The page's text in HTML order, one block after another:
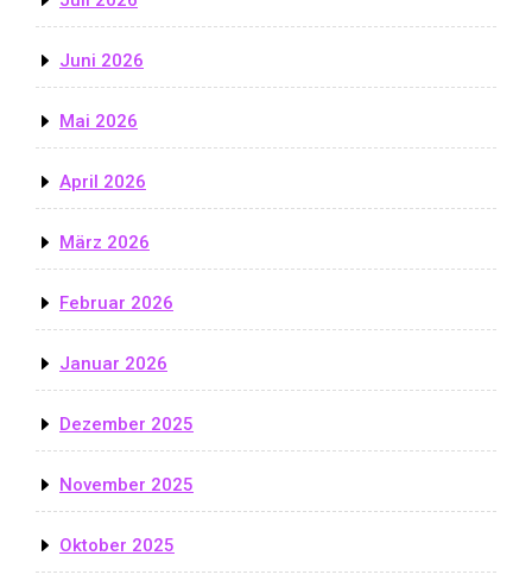
Juni 2026
Mai 2026
April 2026
März 2026
Februar 2026
Januar 2026
Dezember 2025
November 2025
Oktober 2025